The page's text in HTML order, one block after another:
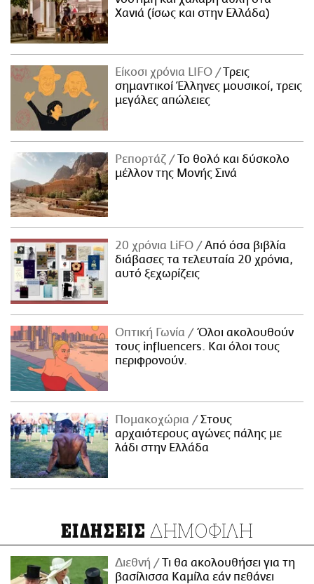
Χανιά (ίσως και στην Ελλάδα)
Είκοσι χρόνια LIFO
Tρεις
σημαντικοί Έλληνες μουσικοί, τρεις
μεγάλες απώλειες
Ρεπορτάζ
Το θολό και δύσκολο
μέλλον της Μονής Σινά
20 χρόνια LiFO
Από όσα βιβλία
διάβασες τα τελευταία 20 χρόνια,
αυτό ξεχωρίζεις
Οπτική Γωνία
Όλοι ακολουθούν
τους influencers. Και όλοι τους
περιφρονούν.
Πομακοχώρια
Στους
αρχαιότερους αγώνες πάλης με
λάδι στην Ελλάδα
ΕΙΔΗΣΕΙΣ ΔΗΜΟΦΙΛΗ
Διεθνή
Τι θα ακολουθήσει για τη
βασίλισσα Καμίλα εάν πεθάνει